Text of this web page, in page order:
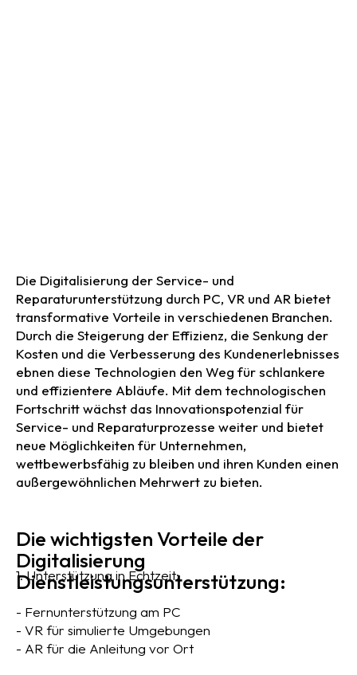
Die Digitalisierung der Service- und
Reparaturunterstützung durch PC, VR und AR bietet
transformative Vorteile in verschiedenen Branchen.
Durch die Steigerung der Effizienz, die Senkung der
Kosten und die Verbesserung des Kundenerlebnisses
ebnen diese Technologien den Weg für schlankere
und effizientere Abläufe. Mit dem technologischen
Fortschritt wächst das Innovationspotenzial für
Service- und Reparaturprozesse weiter und bietet
neue Möglichkeiten für Unternehmen,
wettbewerbsfähig zu bleiben und ihren Kunden einen
außergewöhnlichen Mehrwert zu bieten.
Die wichtigsten Vorteile der
Digitalisierung
Dienstleistungsunterstützung:
1. Unterstützung in Echtzeit:
- Fernunterstützung am PC
- VR für simulierte Umgebungen
- AR für die Anleitung vor Ort